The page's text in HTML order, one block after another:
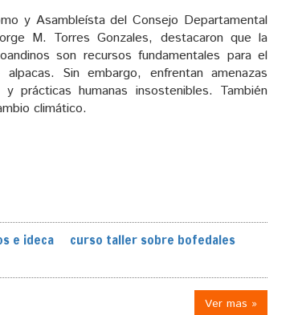
y Asambleísta del Consejo Departamental
M. Torres Gonzales, destacaron que la
son recursos fundamentales para el
Sin embargo, enfrentan amenazas
prácticas humanas insostenibles. También
climático.
e ideca
curso taller sobre bofedales
Ver mas »